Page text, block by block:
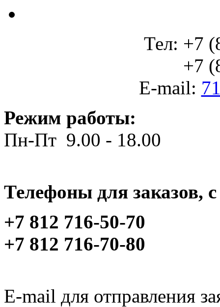
Тел: +7
+7
E-mail:
Режим работы:
Пн-Пт 9.00 - 18.00
Телефоны для заказов,
+7 812 716-50-70
+7 812 716-70-80
E-mail для отправления